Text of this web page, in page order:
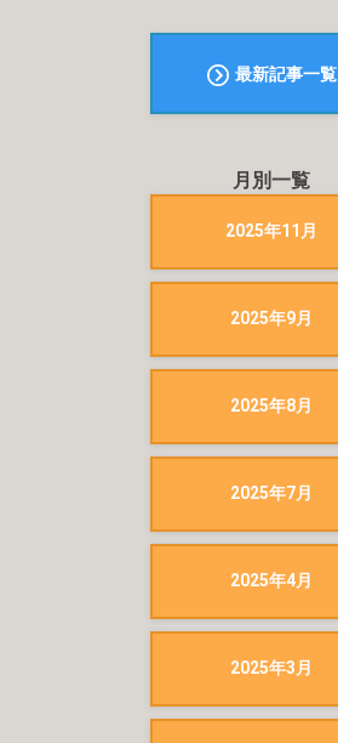
最新記事一覧
月別一覧
2025年11月
2025年9月
2025年8月
2025年7月
2025年4月
2025年3月